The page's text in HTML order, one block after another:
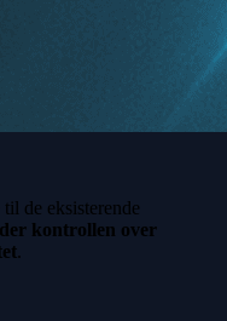
de eksisterende
kontrollen over
.